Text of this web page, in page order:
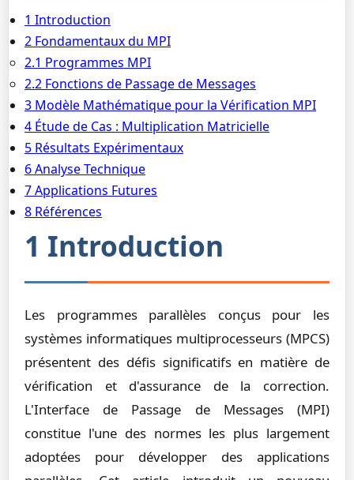
1 Introduction
2 Fondamentaux du MPI
2.1 Programmes MPI
2.2 Fonctions de Passage de Messages
3 Modèle Mathématique pour la Vérification MPI
4 Étude de Cas : Multiplication Matricielle
5 Résultats Expérimentaux
6 Analyse Technique
7 Applications Futures
8 Références
1 Introduction
Les programmes parallèles conçus pour les
systèmes informatiques multiprocesseurs (MPCS)
présentent des défis significatifs en matière de
vérification et d'assurance de la correction.
L'Interface de Passage de Messages (MPI)
constitue l'une des normes les plus largement
adoptées pour développer des applications